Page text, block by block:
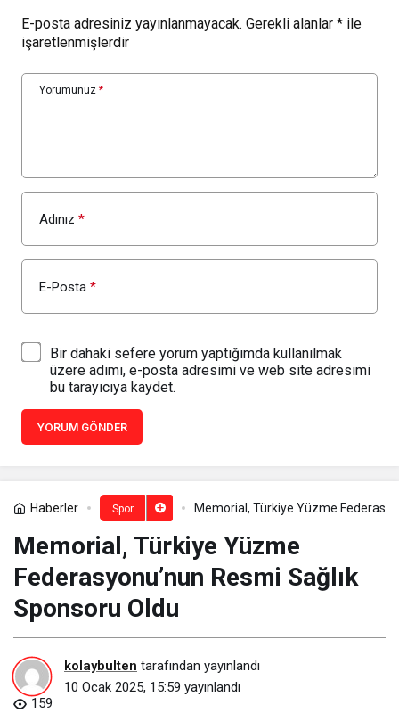
E-posta adresiniz yayınlanmayacak. Gerekli alanlar * ile
işaretlenmişlerdir
Yorumunuz *
Adınız *
E-Posta *
Bir dahaki sefere yorum yaptığımda kullanılmak
üzere adımı, e-posta adresimi ve web site adresimi
bu tarayıcıya kaydet.
YORUM GÖNDER
Haberler Spor Memorial, Türkiye Yüzme
Memorial, Türkiye Yüzme
Federasyonu’nun Resmi Sağlık
Sponsoru Oldu
kolaybulten tarafından yayınlandı
10 Ocak 2025, 15:59 yayınlandı
159